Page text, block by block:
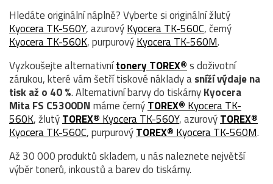
Hledáte originální náplně? Vyberte si originální žlutý
Kyocera TK-560Y, azurovýKyocera TK-560C, černý
Kyocera TK-560K, purpurovýKyocera TK-560M.
Vyzkoušejte alternativnítonery TOREX®s doživotní
zárukou, které vám šetří tiskové náklady asníží výdaje na
tisk až o 40 %. Alternativní barvy do tiskárnyKyocera
Mita FS C5300DNmáme černýTOREX® Kyocera TK-
560K, žlutýTOREX® Kyocera TK-560Y, azurovýTOREX®
Kyocera TK-560C, purpurovýTOREX® Kyocera TK-560M.
Až 30 000 produktů skladem, u nás naleznete největší
výběr tonerů, inkoustů a barev do tiskárny.